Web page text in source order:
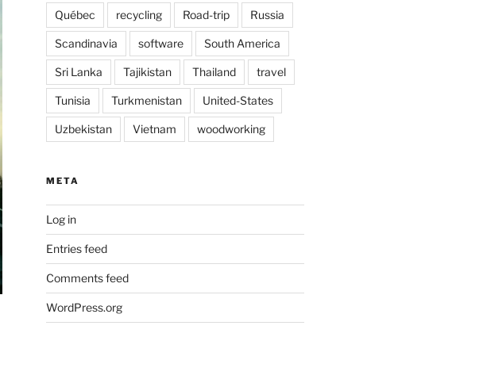
Québec recycling Road-trip Russia
Scandinavia software South America
Sri Lanka Tajikistan Thailand travel
Tunisia Turkmenistan United-States
Uzbekistan Vietnam woodworking
META
Log in
Entries feed
Comments feed
WordPress.org